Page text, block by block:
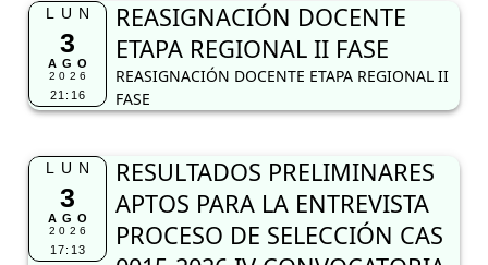
LUN
3
AGO
2026
21:16
REASIGNACIÓN DOCENTE
ETAPA REGIONAL II FASE
REASIGNACIÓN DOCENTE ETAPA REGIONAL II
FASE
LUN
3
AGO
2026
17:13
RESULTADOS PRELIMINARES
APTOS PARA LA ENTREVISTA
PROCESO DE SELECCIÓN CAS